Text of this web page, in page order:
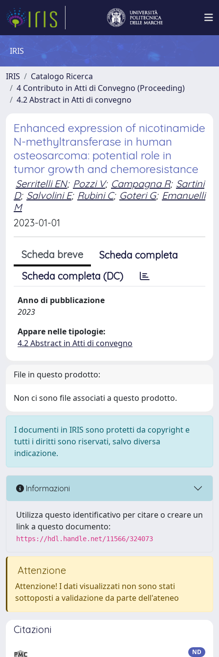
IRIS
IRIS
Catalogo Ricerca
4 Contributo in Atti di Convegno (Proceeding)
4.2 Abstract in Atti di convegno
Enhanced expression of nicotinamide
N-methyltransferase in human
osteosarcoma: potential role in
tumor growth and chemoresistance
Serritelli EN; Pozzi V; Campagna R; Sartini
D; Salvolini E; Rubini C; Goteri G; Emanuelli
M
2023-01-01
Scheda breve
Scheda completa
Scheda completa (DC)
Anno di pubblicazione
2023
Appare nelle tipologie:
4.2 Abstract in Atti di convegno
File in questo prodotto:
Non ci sono file associati a questo prodotto.
I documenti in IRIS sono protetti da copyright e
tutti i diritti sono riservati, salvo diversa
indicazione.
Informazioni
Utilizza questo identificativo per citare o creare un
link a questo documento:
https://hdl.handle.net/11566/324073
Attenzione
Attenzione! I dati visualizzati non sono stati
sottoposti a validazione da parte dell'ateneo
Citazioni
ND